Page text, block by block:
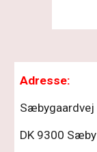
Adresse:
Sæbygaardvej
DK 9300 Sæby